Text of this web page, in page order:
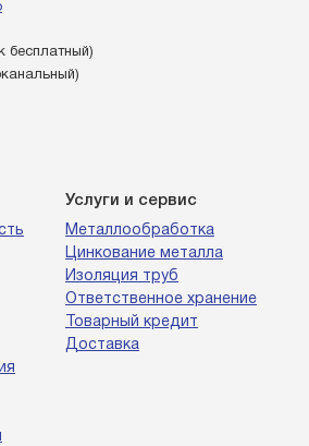
бесплатный)
Услуги и сервис
Металлообработка
Цинкование металла
Изоляция труб
Ответственное хранение
Товарный кредит
Доставка